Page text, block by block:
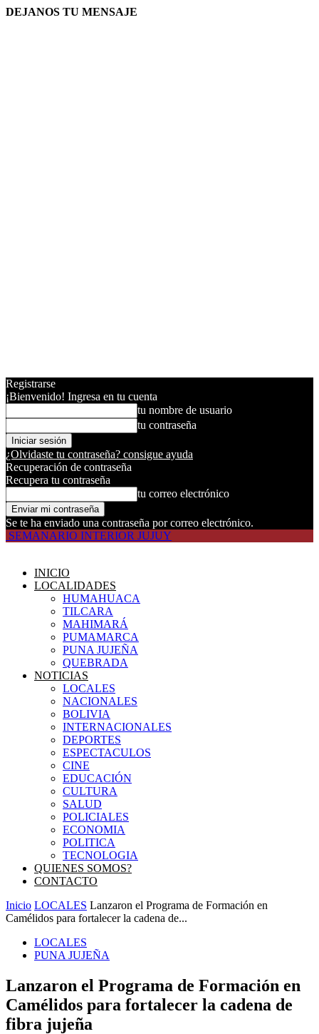
DEJANOS TU MENSAJE
Registrarse
¡Bienvenido! Ingresa en tu cuenta
tu nombre de usuario
tu contraseña
¿Olvidaste tu contraseña? consigue ayuda
Recuperación de contraseña
Recupera tu contraseña
tu correo electrónico
Se te ha enviado una contraseña por correo electrónico.
SEMANARIO INTERIOR JUJUY
INICIO
LOCALIDADES
HUMAHUACA
TILCARA
MAHIMARÁ
PUMAMARCA
PUNA JUJEÑA
QUEBRADA
NOTICIAS
LOCALES
NACIONALES
BOLIVIA
INTERNACIONALES
DEPORTES
ESPECTACULOS
CINE
EDUCACIÓN
CULTURA
SALUD
POLICIALES
ECONOMIA
POLITICA
TECNOLOGIA
QUIENES SOMOS?
CONTACTO
Inicio LOCALES Lanzaron el Programa de Formación en
Camélidos para fortalecer la cadena de...
LOCALES
PUNA JUJEÑA
Lanzaron el Programa de Formación en
Camélidos para fortalecer la cadena de
fibra jujeña